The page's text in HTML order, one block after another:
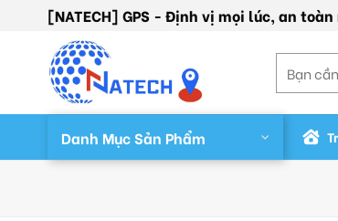
[NATECH] GPS - Định vị mọi lúc, an
kiếm:
Danh Mục Sản Phẩm